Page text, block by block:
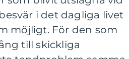
i det dagliga livet
möjligt. För den som
till skickliga